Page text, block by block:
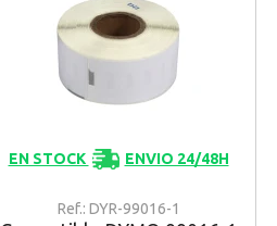
EN STOCK ENVIO 24/48H
Ref.: DYR-99016-1